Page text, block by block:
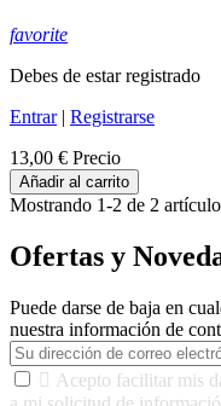
favorite
Debes de estar registrado
Entrar| Registrarse
13,00 € Precio
Añadir al carrito
Mostrando 1-2 de 2
Ofertas y
Puede darse de baja en
nuestra información de
 Acepto facilitar mis